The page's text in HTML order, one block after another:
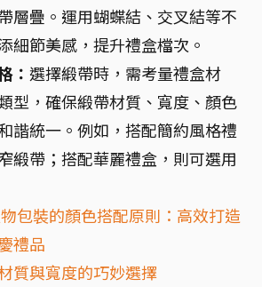
層疊。運用蝴蝶結、交叉結等不
細節美感，提升禮盒檔次。
： 選擇緞帶時，需考量禮盒材
型，確保緞帶材質、寬度、顏色
諧統一。例如，搭配簡約風格禮
緞帶；搭配華麗禮盒，則可選用
包裝的顏色搭配原則：高效打造
禮品
質與寬度的巧妙選擇